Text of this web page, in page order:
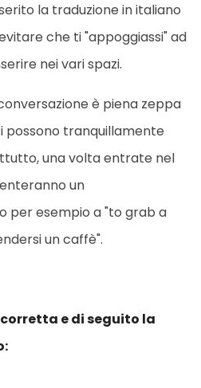
la traduzione in italiano
che ti "appoggiassi" ad
nei vari spazi.
è piena zeppa
possono tranquillamente
una volta entrate nel
un
per esempio a "to grab a
un caffè".
e di seguito la